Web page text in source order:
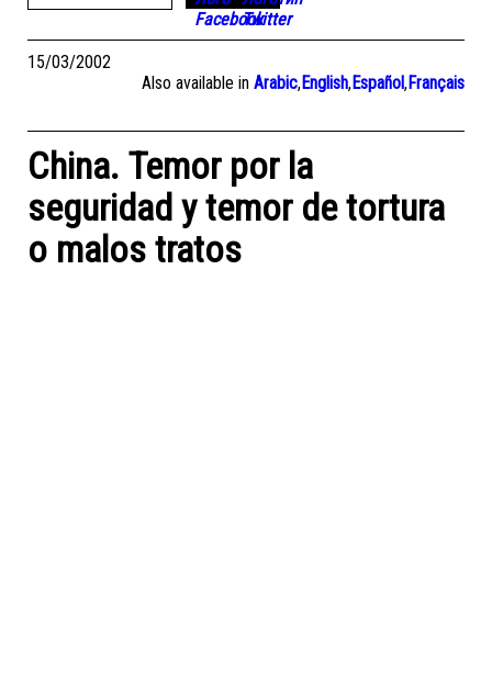
15/03/2002
Also available in Arabic,English,Español,Français
China. Temor por la
seguridad y temor de tortura
o malos tratos